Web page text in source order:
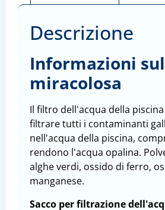
Descrizione
Informazioni
miracolosa
Il filtro dell'acqua della
filtrare tutti i contaminanti
nell'acqua della piscina,
rendono l'acqua opalina.
alghe verdi, ossido di ferro,
manganese.
Sacco per filtrazione